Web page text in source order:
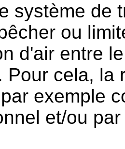
système de
ou
d'air entre
Pour cela, la
exemple
et/ou